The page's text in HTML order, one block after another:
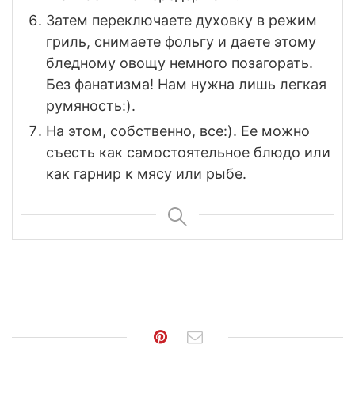
Затем переключаете духовку в режим
гриль, снимаете фольгу и даете этому
бледному овощу немного позагорать.
Без фанатизма! Нам нужна лишь легкая
румяность:).
На этом, собственно, все:). Ее можно
съесть как самостоятельное блюдо или
как гарнир к мясу или рыбе.